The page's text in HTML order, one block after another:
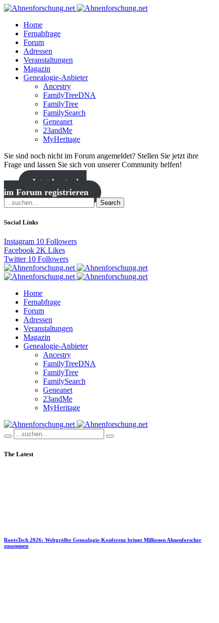
Home
Fernabfrage
Forum
Adressen
Veranstaltungen
Magazin
Genealogie-Anbieter
Ancestry
FamilyTreeDNA
FamilyTree
FamilySearch
Geneanet
23andMe
MyHeritage
Sie sind noch nicht im Forum angemeldet? Stellen Sie jetzt ihre
Frage und lassen Sie sich von unserer Community helfen!
Jetzt kostenlos
im Forum registrieren
Search
Social Links
Instagram 10 Followers
Facebook 2K Likes
Twitter 10 Followers
Home
Fernabfrage
Forum
Adressen
Veranstaltungen
Magazin
Genealogie-Anbieter
Ancestry
FamilyTreeDNA
FamilyTree
FamilySearch
Geneanet
23andMe
MyHeritage
The Latest
RootsTech 2026: Weltgrößte Genealogie-Konferenz bringt Millionen Ahnenforscher
zusammen